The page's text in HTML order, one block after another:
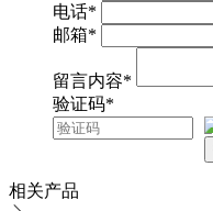
电话*
邮箱*
留言内容*
验证码*
相关产品